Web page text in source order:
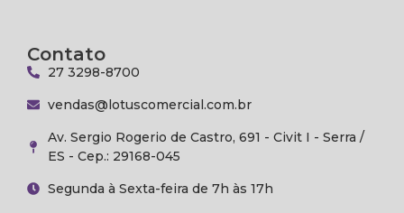
Contato
27 3298-8700
vendas@lotuscomercial.com.br
Av. Sergio Rogerio de Castro, 691 - Civit I - Serra /
ES - Cep.: 29168-045
Segunda à Sexta-feira de 7h às 17h